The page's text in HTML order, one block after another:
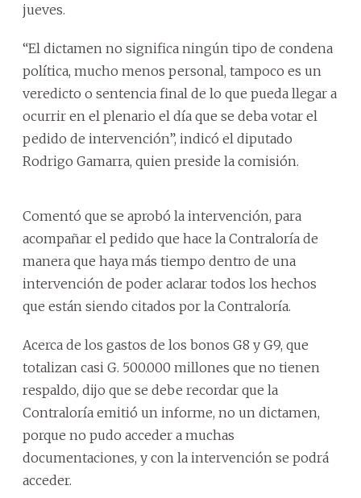
jueves.
“El dictamen no significa ningún tipo de condena
política, mucho menos personal, tampoco es un
veredicto o sentencia final de lo que pueda llegar a
ocurrir en el plenario el día que se deba votar el
pedido de intervención”, indicó el diputado
Rodrigo Gamarra, quien preside la comisión.
Comentó que se aprobó la intervención, para
acompañar el pedido que hace la Contraloría de
manera que haya más tiempo dentro de una
intervención de poder aclarar todos los hechos
que están siendo citados por la Contraloría.
Acerca de los gastos de los bonos G8 y G9, que
totalizan casi G. 500.000 millones que no tienen
respaldo, dijo que se debe recordar que la
Contraloría emitió un informe, no un dictamen,
porque no pudo acceder a muchas
documentaciones, y con la intervención se podrá
acceder.